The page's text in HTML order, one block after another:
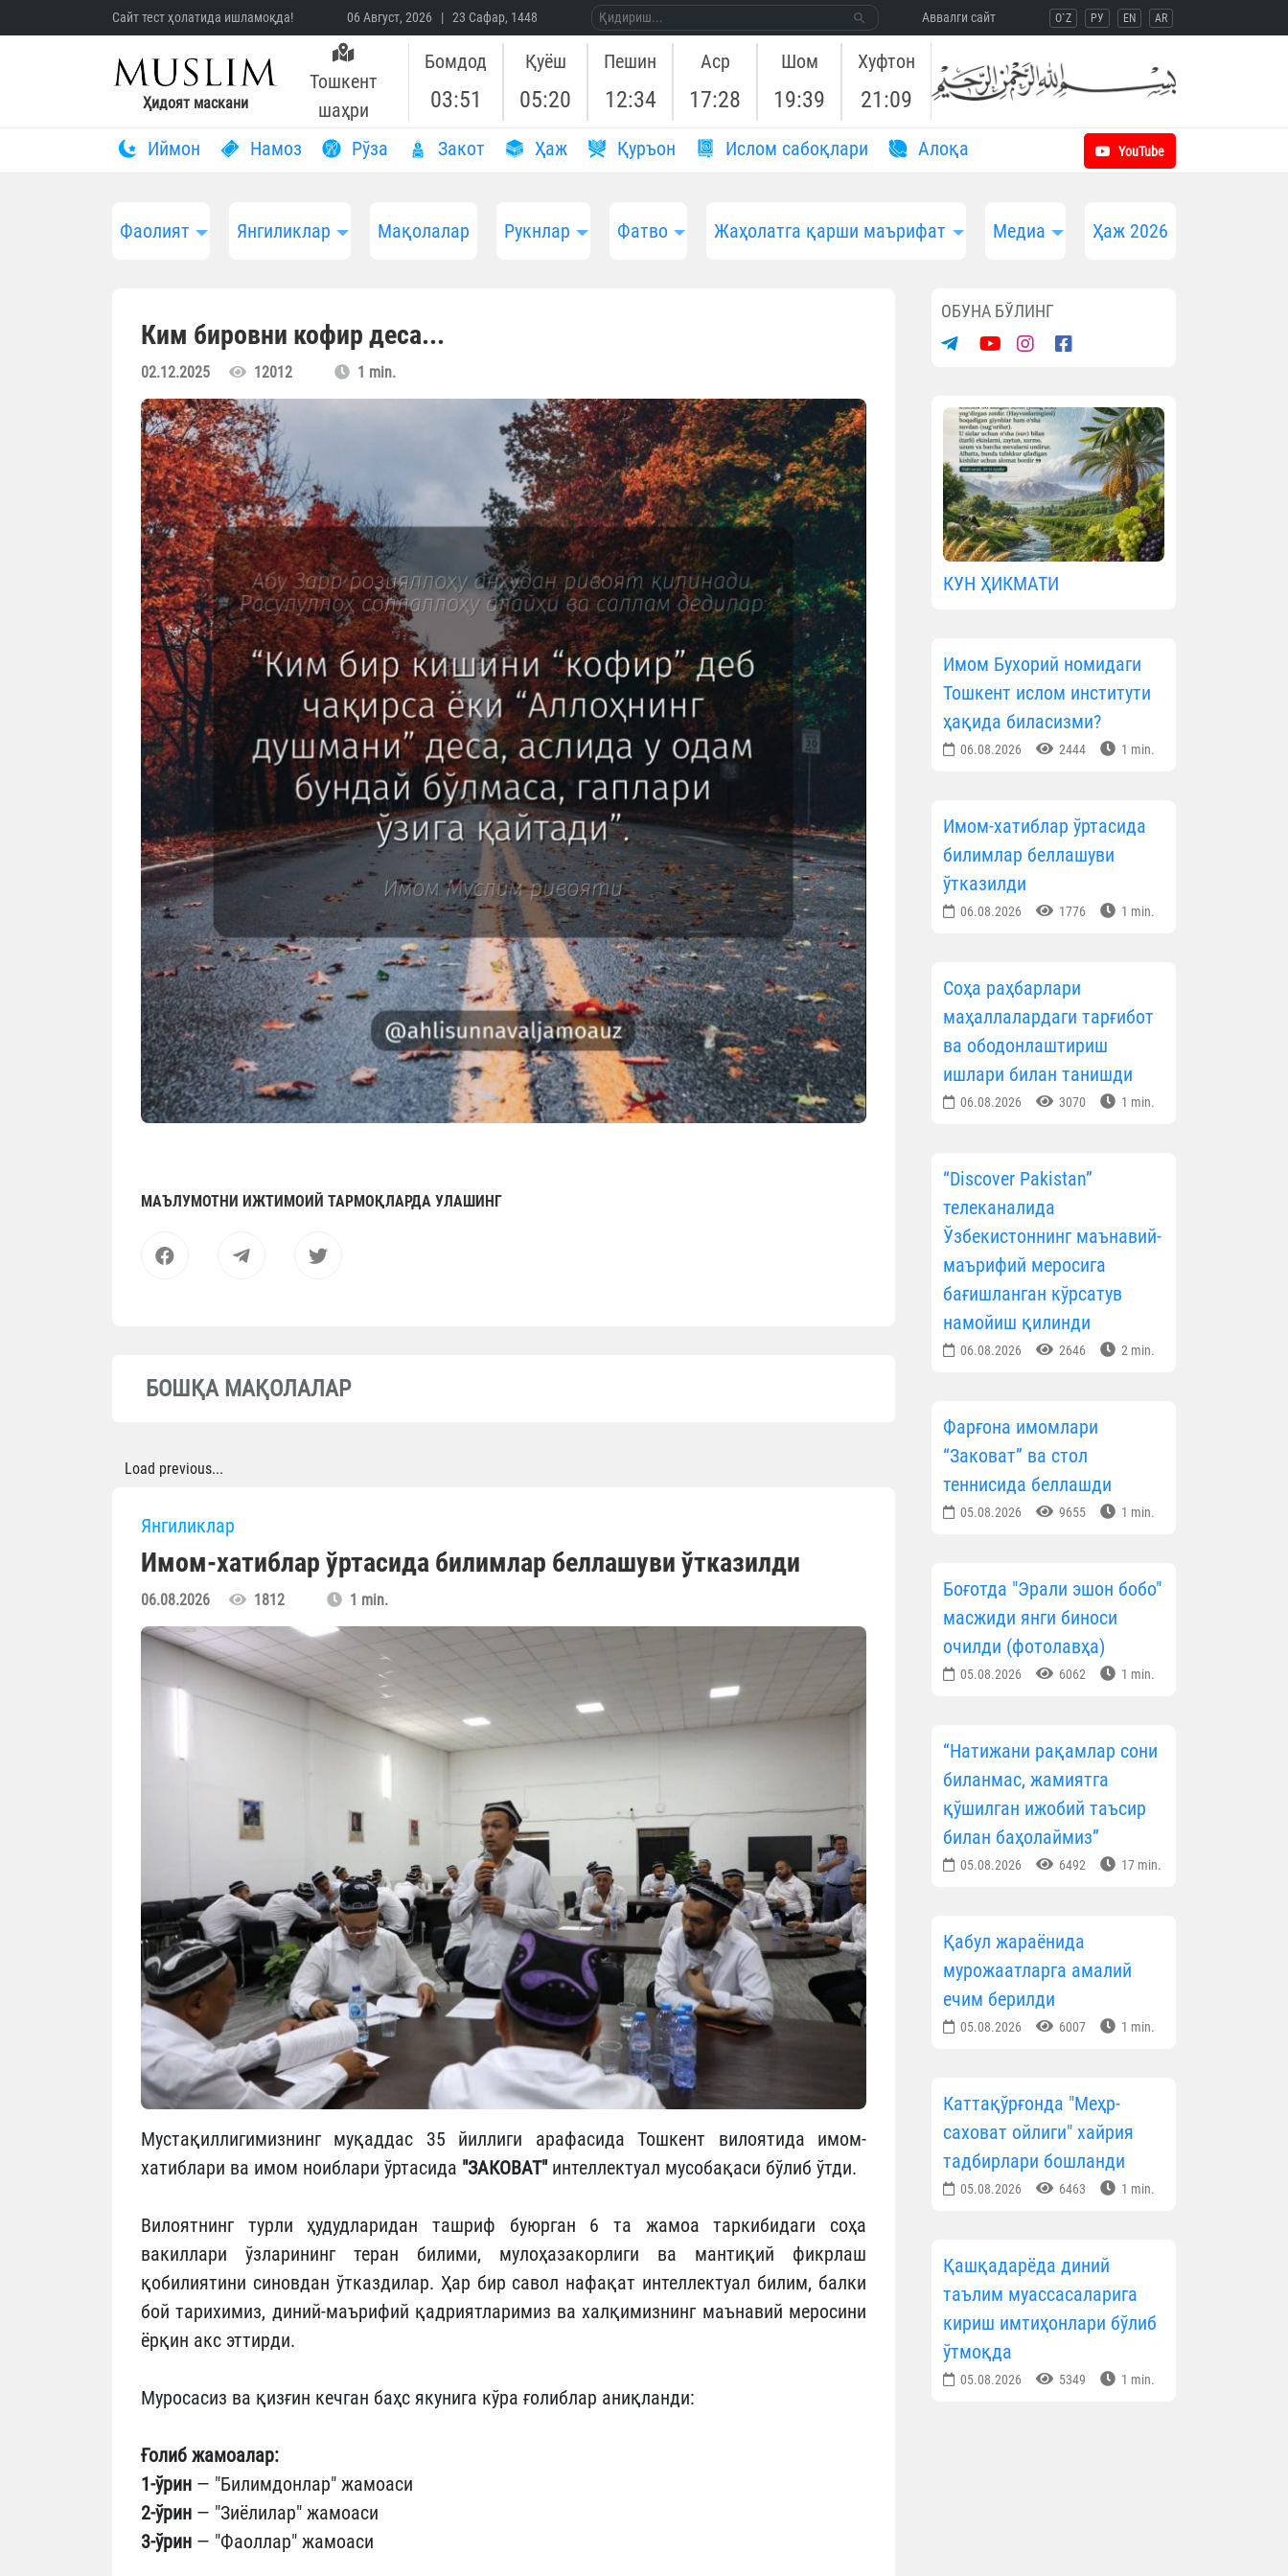
Сайт тест ҳолатида ишламоқда! 06 Август, 2026 | 23 Сафар, 1448 Aввалги сайт O`Z РУ EN AR
Ҳидоят маскани
Тошкент
шаҳри
Бомдод
03:51
Қуёш
05:20
Пешин
12:34
Аср
17:28
Шом
19:39
Хуфтон
21:09
Иймон Намоз Рўза Закот Ҳаж Қуръон Ислом сабоқлари Aлоқа YouTube
Фаолият Янгиликлар Мақолалар Рукнлар Фатво Жаҳолатга қарши маърифат Медиа Ҳаж 2026
Ким бировни кофир деса...
02.12.2025 12012 1 min.
МАЪЛУМОТНИ ИЖТИМОИЙ ТАРМОҚЛАРДА УЛАШИНГ
БОШҚА МАҚОЛАЛАР
Load previous...
Янгиликлар
Имом-хатиблар ўртасида билимлар беллашуви ўтказилди
06.08.2026 1812 1 min.
Мустақиллигимизнинг муқаддас 35 йиллиги арафасида Тошкент вилоятида имом-
хатиблари ва имом ноиблари ўртасида "ЗАКОВАТ"интеллектуал мусобақаси бўлиб ўтди.
Вилоятнинг турли ҳудудларидан ташриф буюрган 6 та жамоа таркибидаги соҳа
вакиллари ўзларининг теран билими, мулоҳазакорлиги ва мантиқий фикрлаш
қобилиятини синовдан ўтказдилар. Ҳар бир савол нафақат интеллектуал билим, балки
бой тарихимиз, диний-маърифий қадриятларимиз ва халқимизнинг маънавий меросини
ёрқин акс эттирди.
Муросасиз ва қизғин кечган баҳс якунига кўра ғолиблар аниқланди:
Ғолиб жамоалар:
1-ўрин — "Билимдонлар" жамоаси
2-ўрин — "Зиёлилар" жамоаси
3-ўрин — "Фаоллар" жамоаси
ОБУНА БЎЛИНГ
КУН ҲИКМАТИ
Имом Бухорий номидаги
Тошкент ислом институти
ҳақида биласизми?
06.08.2026 2444 1 min.
Имом-хатиблар ўртасида
билимлар беллашуви
ўтказилди
06.08.2026 1776 1 min.
Соҳа раҳбарлари
маҳаллалардаги тарғибот
ва ободонлаштириш
ишлари билан танишди
06.08.2026 3070 1 min.
“Discover Pakistan”
телеканалида
Ўзбекистоннинг маънавий-
маърифий меросига
бағишланган кўрсатув
намойиш қилинди
06.08.2026 2646 2 min.
Фарғона имомлари
“Заковат” ва стол
теннисида беллашди
05.08.2026 9655 1 min.
Боғотда "Эрали эшон бобо"
масжиди янги биноси
очилди (фотолавҳа)
05.08.2026 6062 1 min.
“Натижани рақамлар сони
биланмас, жамиятга
қўшилган ижобий таъсир
билан баҳолаймиз”
05.08.2026 6492 17 min.
Қабул жараёнида
мурожаатларга амалий
ечим берилди
05.08.2026 6007 1 min.
Каттақўрғонда "Меҳр-
саховат ойлиги" хайрия
тадбирлари бошланди
05.08.2026 6463 1 min.
Қашқадарёда диний
таълим муассасаларига
кириш имтиҳонлари бўлиб
ўтмоқда
05.08.2026 5349 1 min.